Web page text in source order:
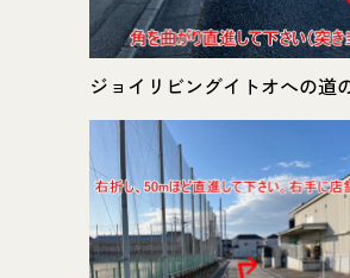
ジョイリビングイトオへの道